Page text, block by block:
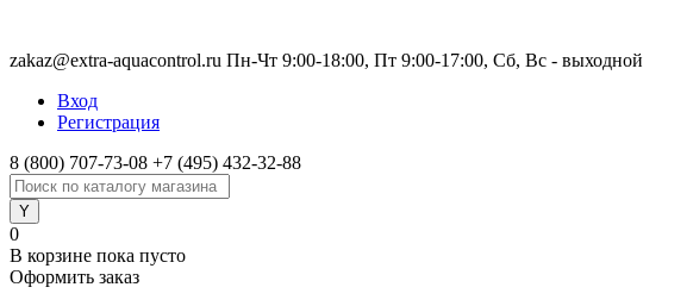
zakaz@extra-aquacontrol.ru Пн-Чт 9:00-18:00, Пт 9:00-17:00, Сб, Вс - выходной
Вход
Регистрация
8 (800) 707-73-08 +7 (495) 432-32-88
0
В корзине пока пусто
Оформить заказ